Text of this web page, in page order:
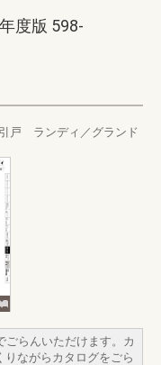
度版 598-
戸 ランディ／グランド
ごらんいただけます。カ
ながらカタログをごら